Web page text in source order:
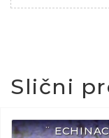
Slični
¨